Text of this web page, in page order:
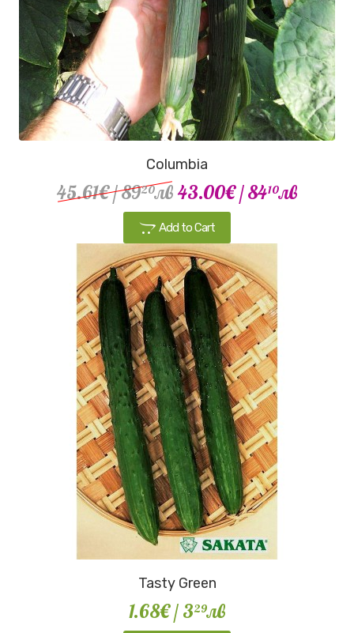
Columbia
45.61€/ 8920лв 43.00€/ 8410лв
Add to Cart
Tasty Green
1.68€/ 329лв